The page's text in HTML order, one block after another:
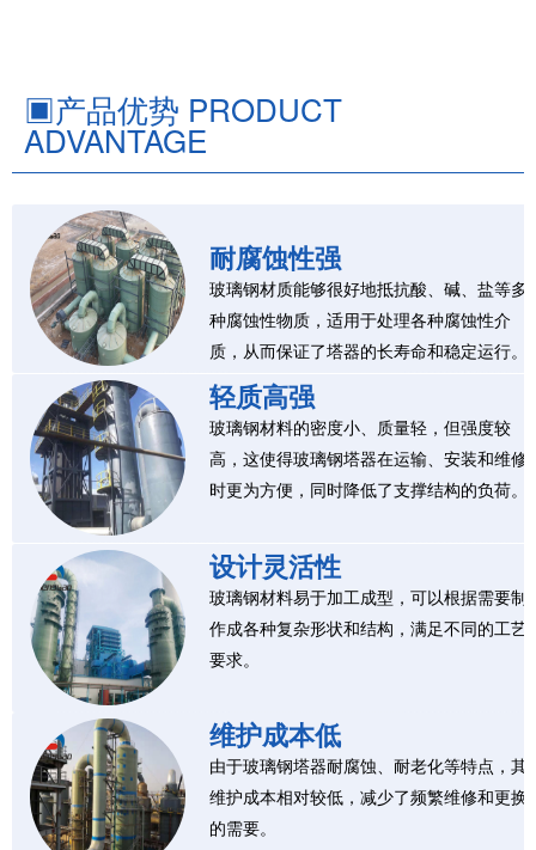
▣产品优势 PRODUCT
ADVANTAGE
耐腐蚀性强
玻璃钢材质能够很好地抵抗酸、碱、盐等多
种腐蚀性物质，适用于处理各种腐蚀性介
质，从而保证了塔器的长寿命和稳定运行。
轻质高强
玻璃钢材料的密度小、质量轻，但强度较
高，这使得玻璃钢塔器在运输、安装和维修
时更为方便，同时降低了支撑结构的负荷。
设计灵活性
玻璃钢材料易于加工成型，可以根据需要制
作成各种复杂形状和结构，满足不同的工艺
要求。
维护成本低
由于玻璃钢塔器耐腐蚀、耐老化等特点，其
维护成本相对较低，减少了频繁维修和更换
的需要。